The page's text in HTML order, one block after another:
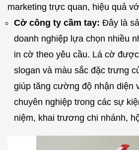
marketing trực quan, hiệu quả
Cờ công ty cầm tay: Đây là
doanh nghiệp lựa chọn nhiều
in cờ theo yêu cầu. Lá cờ
slogan và màu sắc đặc trưng
giúp tăng cường độ nhận diện
chuyên nghiệp trong các sự
niệm, khai trương chi nhánh,